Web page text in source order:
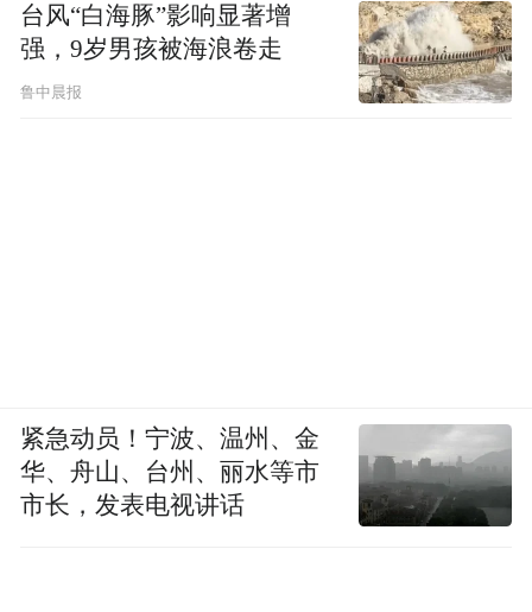
台风“白海豚”影响显著增
强，9岁男孩被海浪卷走
鲁中晨报
紧急动员！宁波、温州、金
华、舟山、台州、丽水等市
市长，发表电视讲话